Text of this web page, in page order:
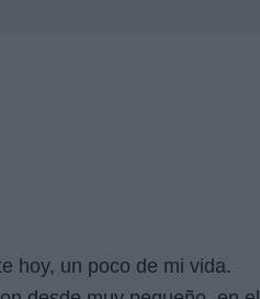
hoy, un poco de mi vida.